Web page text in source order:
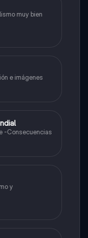
muy bien
e imágenes
-Antecedentes -Bandos -Detonante -Consecuencias
y